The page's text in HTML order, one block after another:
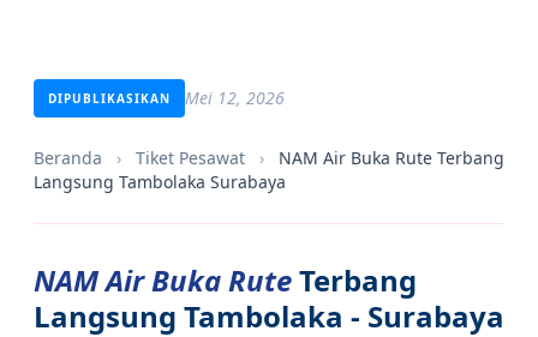
DIPUBLIKASIKAN Mei 12, 2026
Beranda › Tiket Pesawat ›
NAM Air Buka Rute Terbang
Langsung Tambolaka Surabaya
NAM Air Buka RuteTerbang
Langsung Tambolaka - Surabaya